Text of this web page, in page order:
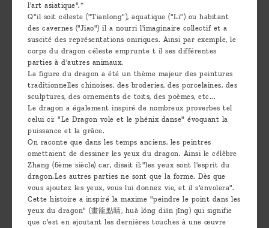
l'art asiatique".*
Q"il soit céleste ("Tianlong"), aquatique ("Li") ou habitant
des cavernes ("Jiao") il a nourri l'imaginaire collectif et a
suscité des représentations oniriques. Ainsi par exemple, le
corps du dragon céleste emprunte t il ses différentes
parties à d'autres animaux.
La figure du dragon a été un thème majeur des peintures
traditionnelles chinoises, des broderies, des porcelaines, des
sculptures, des ornements de toits, des poèmes, etc...
Le dragon a également inspiré de nombreux proverbes tel
celui ci: "Le Dragon vole et le phénix danse" évoquant la
puissance et la grâce.
On raconte que dans les temps anciens, les peintres
omettaient de dessiner les yeux du dragon. Ainsi le célèbre
Zhang (6ème siècle) car, disait il:"les yeux sont l'esprit du
dragon.Les autres parties ne sont que la forme. Dès que
vous ajoutez les yeux, vous lui donnez vie, et il s'envolera".
Cette histoire a inspiré la maxime "peindre le point dans les
yeux du dragon" (畫龍點睛, huà lóng diǎn jīng) qui signifie
que c'est en ajoutant les dernières touches à une œuvre